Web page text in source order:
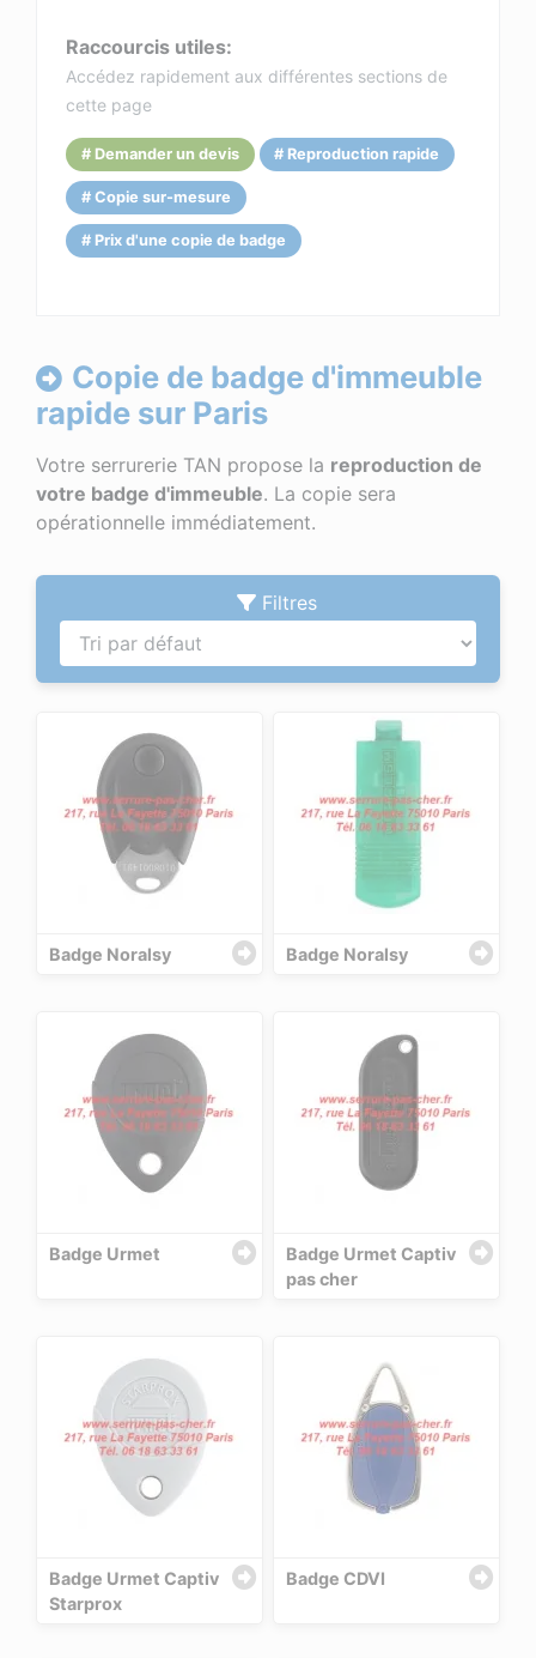
Raccourcis utiles:
Accédez rapidement aux différentes sections de
cette page
# Demander un devis # Reproduction rapide
# Copie sur-mesure
# Prix d'une copie de badge
Copie de badge d'immeuble
rapide sur Paris
Votre serrurerie TAN propose la reproduction de
votre badge d'immeuble. La copie sera
opérationnelle immédiatement.
Filtres
Badge Noralsy Badge Noralsy
Badge Urmet
Badge Urmet Captiv
pas cher
Badge Urmet Captiv
Starprox
Badge CDVI